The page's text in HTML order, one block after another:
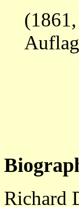
Richard